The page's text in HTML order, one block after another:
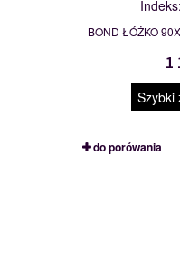
Indeks:
BOND ŁÓŻKO
1
Szybki
do porówania